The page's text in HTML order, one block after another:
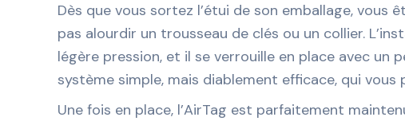
Dès que vous sortez l’étui de son emballage, vous
pas alourdir un trousseau de clés ou un collier.
légère pression, et il se verrouille en place avec un
système simple, mais diablement efficace, qui
Une fois en place, l’AirTag est parfaitement